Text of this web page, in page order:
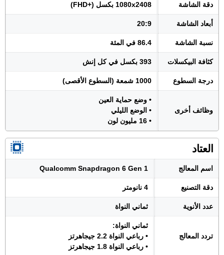
دقة الشاشة 1080x2408 بكسل (+FHD)
أبعاد الشاشة 20:9
نسبة الشاشة 86.4 في المئة
كثافة البيكسلات 393 بكسل في كل إنش
درجة السطوع 1000 شمعة (السطوع الأقصى)
وظائف أخرى
• وضع حماية العين
• الوضع الليلي
• 16 مليون لون
العتاد
اسم المعالج Qualcomm Snapdragon 6 Gen 1
دقة التصنيع 4 نانومتر
عدد الأنوية ثماني النواة
تردد المعالج
ثماني النواة:
• رباعي النواة 2.2 جيجاهرتز
• رباعي النواة 1.8 جيجاهرتز